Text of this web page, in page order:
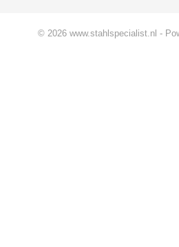
© 2026 www.stahlspecialist.nl -